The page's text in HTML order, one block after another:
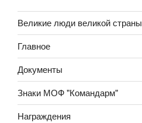
Великие люди великой страны
Главное
Документы
Знаки МОФ "Командарм"
Награждения